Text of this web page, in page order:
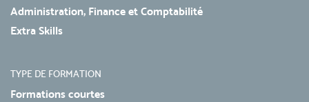
Administration, Finance et Comptabilité
Extra Skills
TYPE DE FORMATION
Formations courtes